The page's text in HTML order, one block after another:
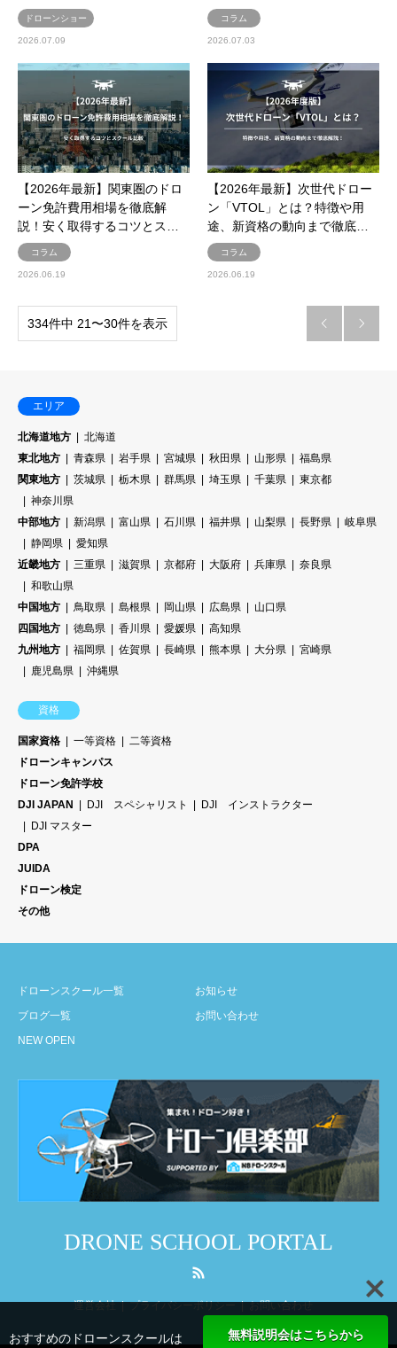
ドローンショー
2026.07.09
コラム
2026.07.03
【2026年最新】関東圏のドロ
ーン免許費用相場を徹底解
説！安く取得するコツとス…
コラム
2026.06.19
【2026年最新】次世代ドロー
ン「VTOL」とは？特徴や用
途、新資格の動向まで徹底…
コラム
2026.06.19
334件中 21〜30件を表示  
エリア
北海道地方
北海道
東北地方
青森県 岩手県 宮城県 秋田県 山形県
福島県
関東地方
茨城県 栃木県 群馬県 埼玉県 千葉県
東京都
神奈川県
中部地方
新潟県 富山県 石川県 福井県 山梨県 長野県
岐阜県
静岡県
愛知県
近畿地方
三重県 滋賀県 京都府 大阪府 兵庫県
奈良県
和歌山県
中国地方
鳥取県 島根県 岡山県 広島県
山口県
四国地方
徳島県 香川県 愛媛県
高知県
九州地方
福岡県 佐賀県 長崎県 熊本県 大分県
宮崎県
鹿児島県
沖縄県
資格
国家資格 一等資格
二等資格
ドローンキャンパス
ドローン免許学校
DJI JAPAN
DJI スペシャリスト
DJI インストラクター
DJI マスター
DPA
JUIDA
ドローン検定
その他
ドローンスクール一覧
ブログ一覧
NEW OPEN
お知らせ
お問い合わせ
DRONE SCHOOL PORTAL
運営会社 プライバシーポリシー お問い合わせ
おすすめのドローンスクールは 無料説明会はこちらから